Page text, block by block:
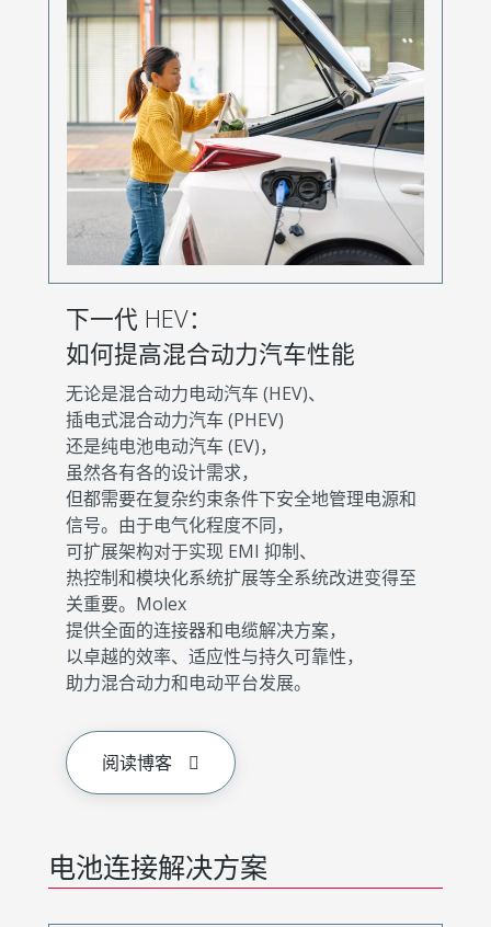
下一代 HEV：
如何提高混合动力汽车性能
无论是混合动力电动汽车 (HEV)、
插电式混合动力汽车 (PHEV)
还是纯电池电动汽车 (EV)，
虽然各有各的设计需求，
但都需要在复杂约束条件下安全地管理电源和
信号。由于电气化程度不同，
可扩展架构对于实现 EMI 抑制、
热控制和模块化系统扩展等全系统改进变得至
关重要。Molex
提供全面的连接器和电缆解决方案，
以卓越的效率、适应性与持久可靠性，
助力混合动力和电动平台发展。
阅读博客
电池连接解决方案